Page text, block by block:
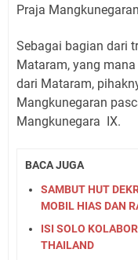
Praja
Sebagai bagian dari
Mataram, yang
dari Mataram,
Mangkunegaran
Mangkunegara
IX.
BACA JUGA
SAMBUT HUT
MOBIL HIAS DAN
ISI SOLO
THAILAND